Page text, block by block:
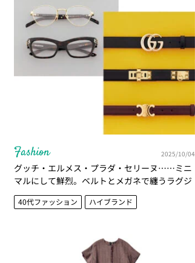
Fashion 2025/10/04
グッチ・エルメス・プラダ・セリーヌ……ミニ
マルにして鮮烈。ベルトとメガネで纏うラグジ
ュアリー｜指名買いブランド
40代ファッション ハイブランド